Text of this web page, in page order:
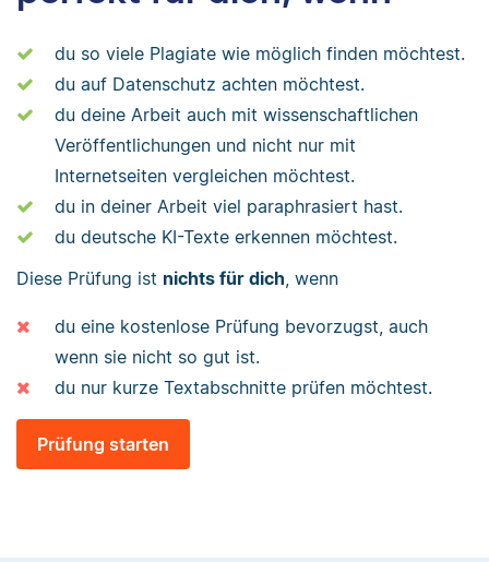
du so viele Plagiate wie möglich finden möchtest.
du auf Datenschutz achten möchtest.
du deine Arbeit auch mit wissenschaftlichen
Veröffentlichungen und nicht nur mit
Internetseiten vergleichen möchtest.
du in deiner Arbeit viel paraphrasiert hast.
du deutsche KI-Texte erkennen möchtest.
Diese Prüfung ist nichts für dich, wenn
du eine kostenlose Prüfung bevorzugst, auch
wenn sie nicht so gut ist.
du nur kurze Textabschnitte prüfen möchtest.
Prüfung starten